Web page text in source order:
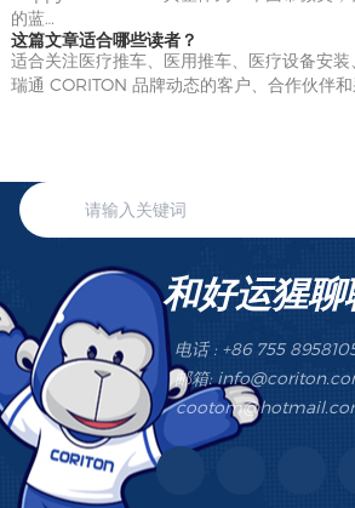
的蓝…
这篇文章适合哪些读者？
适合关注医疗推车、医用推车、医疗设备安
瑞通 CORITON 品牌动态的客户、合作伙伴和
和好运猩聊
电话 : +86 755
邮箱: